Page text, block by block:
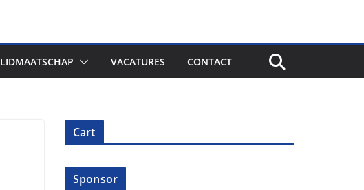
LIDMAATSCHAP VACATURES CONTACT
Cart
Sponsor